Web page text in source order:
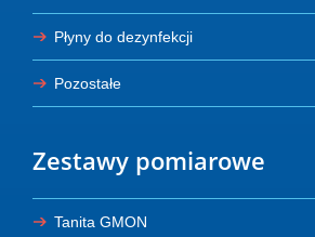
Płyny do dezynfekcji
Pozostałe
Zestawy pomiarowe
Tanita GMON